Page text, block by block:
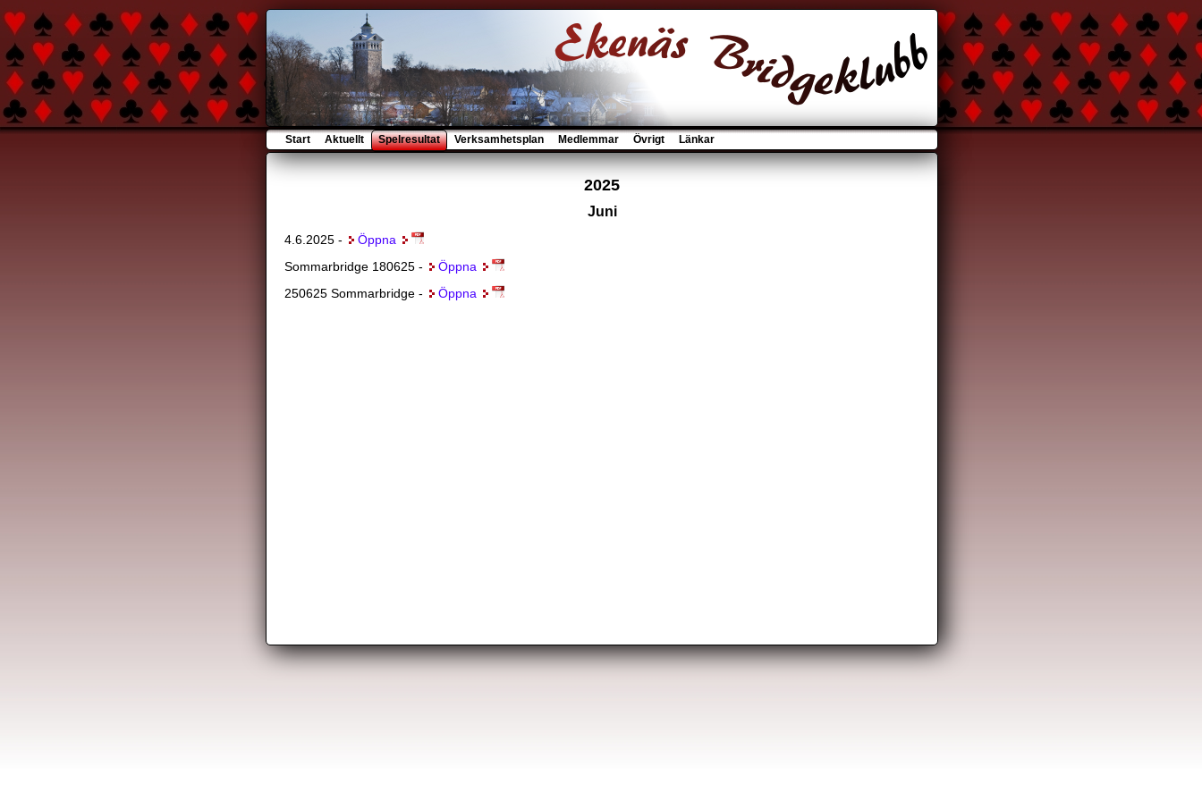
Start Aktuellt Spelresultat Verksamhetsplan Medlemmar Övrigt Länkar
2025
Juni
4.6.2025 -
Öppna
Sommarbridge 180625 -
Öppna
250625 Sommarbridge -
Öppna